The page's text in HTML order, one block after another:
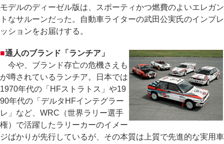
モデルのディーゼル版は、スポーティかつ燃費のよいエレガン
トなサルーンだった。自動車ライターの武田公実氏のインプレ
ッションをお届けする。
■通人のブランド「ランチア」
今や、ブランド存亡の危機さえも
が噂されているランチア。日本では
1970年代の「HFストラトス」や19
90年代の「デルタHFインテグラー
レ」など、WRC（世界ラリー選手
権）で活躍したラリーカーのイメー
ジばかりが先行しているが、その本質は上質で先進的な実用車